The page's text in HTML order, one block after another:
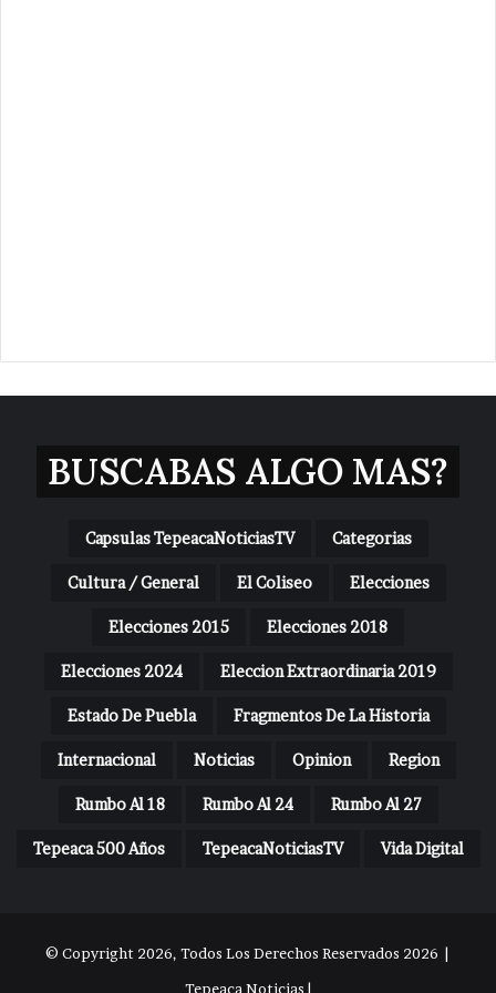
BUSCABAS ALGO MAS?
Capsulas TepeacaNoticiasTV Categorias
Cultura / General El Coliseo Elecciones
Elecciones 2015 Elecciones 2018
Elecciones 2024 Eleccion Extraordinaria 2019
Estado De Puebla Fragmentos De La Historia
Internacional Noticias Opinion Region
Rumbo Al 18 Rumbo Al 24 Rumbo Al 27
Tepeaca 500 Años TepeacaNoticiasTV Vida Digital
© Copyright 2026, Todos Los Derechos Reservados 2026 |
Tepeaca Noticias |